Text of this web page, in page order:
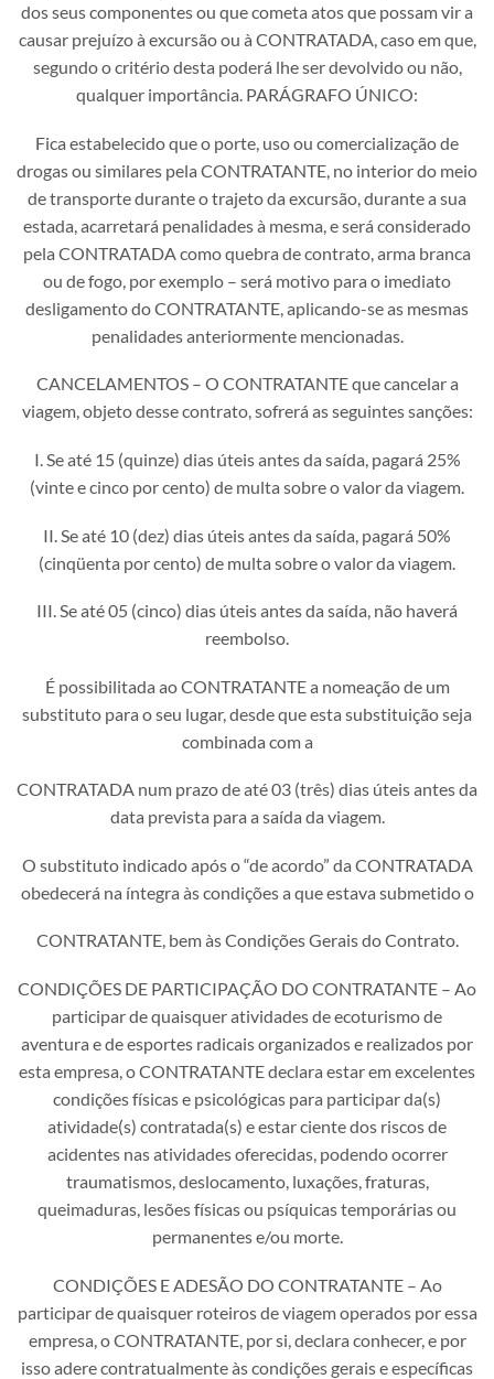
dos seus componentes ou que cometa atos que possam vir a
causar prejuízo à excursão ou à CONTRATADA, caso em que,
segundo o critério desta poderá lhe ser devolvido ou não,
qualquer importância. PARÁGRAFO ÚNICO:
Fica estabelecido que o porte, uso ou comercialização de
drogas ou similares pela CONTRATANTE, no interior do meio
de transporte durante o trajeto da excursão, durante a sua
estada, acarretará penalidades à mesma, e será considerado
pela CONTRATADA como quebra de contrato, arma branca
ou de fogo, por exemplo – será motivo para o imediato
desligamento do CONTRATANTE, aplicando-se as mesmas
penalidades anteriormente mencionadas.
CANCELAMENTOS – O CONTRATANTE que cancelar a
viagem, objeto desse contrato, sofrerá as seguintes sanções:
I. Se até 15 (quinze) dias úteis antes da saída, pagará 25%
(vinte e cinco por cento) de multa sobre o valor da viagem.
II. Se até 10 (dez) dias úteis antes da saída, pagará 50%
(cinqüenta por cento) de multa sobre o valor da viagem.
III. Se até 05 (cinco) dias úteis antes da saída, não haverá
reembolso.
É possibilitada ao CONTRATANTE a nomeação de um
substituto para o seu lugar, desde que esta substituição seja
combinada com a
CONTRATADA num prazo de até 03 (três) dias úteis antes da
data prevista para a saída da viagem.
O substituto indicado após o “de acordo” da CONTRATADA
obedecerá na íntegra às condições a que estava submetido o
CONTRATANTE, bem às Condições Gerais do Contrato.
CONDIÇÕES DE PARTICIPAÇÃO DO CONTRATANTE – Ao
participar de quaisquer atividades de ecoturismo de
aventura e de esportes radicais organizados e realizados por
esta empresa, o CONTRATANTE declara estar em excelentes
condições físicas e psicológicas para participar da(s)
atividade(s) contratada(s) e estar ciente dos riscos de
acidentes nas atividades oferecidas, podendo ocorrer
traumatismos, deslocamento, luxações, fraturas,
queimaduras, lesões físicas ou psíquicas temporárias ou
permanentes e/ou morte.
CONDIÇÕES E ADESÃO DO CONTRATANTE – Ao
participar de quaisquer roteiros de viagem operados por essa
empresa, o CONTRATANTE, por si, declara conhecer, e por
isso adere contratualmente às condições gerais e específicas